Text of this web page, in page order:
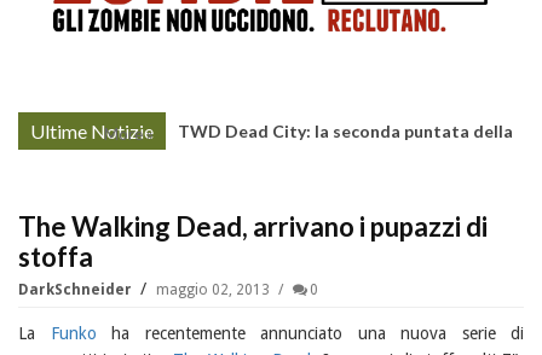
Ultime Notizie
More »
TWD Dead City: la seconda puntata della
The Walking Dead, arrivano i pupazzi di
stoffa
DarkSchneider maggio 02, 2013 0
La Funko ha recentemente annunciato una nuova serie di